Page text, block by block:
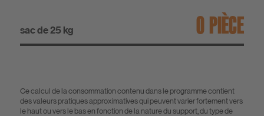
sac de 25 kg PIÈCE
Ce calcul de la consommation contenu dans le programme contient
des valeurs pratiques approximatives qui peuvent varier fortement vers
le haut ou vers le bas en fonction de la nature du support, du type de